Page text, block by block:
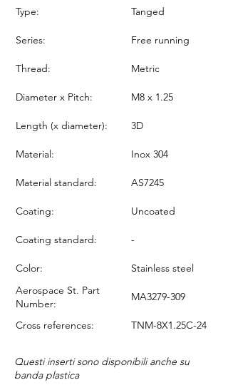
Type: Tanged
Series: Free running
Thread: Metric
Diameter x Pitch: M8 x 1.25
Length (x diameter): 3D
Material: Inox 304
Material standard: AS7245
Coating: Uncoated
Coating standard: -
Color:
Stainless steel
Aerospace St. Part
Number:
MA3279-309
Cross references: TNM-8X1.25C-24
Questi inserti sono disponibili anche su
banda plastica